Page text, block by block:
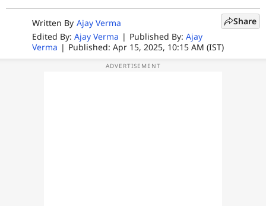
फोटो
वीडियो
Written By Ajay Verma
Edited By: Ajay Verma | Published By: Ajay
Verma | Published: Apr 15, 2025, 10:15 AM (IST)
Share